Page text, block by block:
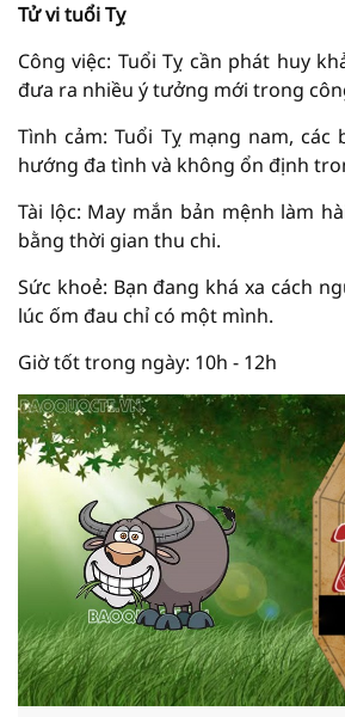
Tử vi tuổi Tỵ
Công việc: Tuổi Tỵ cần phát huy
đưa ra nhiều ý tưởng mới trong
Tình cảm: Tuổi Tỵ mạng nam, các
hướng đa tình và không ổn định
Tài lộc: May mắn bản mệnh làm
bằng thời gian thu chi.
Sức khoẻ: Bạn đang khá xa cách
lúc ốm đau chỉ có một mình.
Giờ tốt trong ngày: 10h - 12h